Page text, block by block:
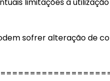
sofrer alteração de